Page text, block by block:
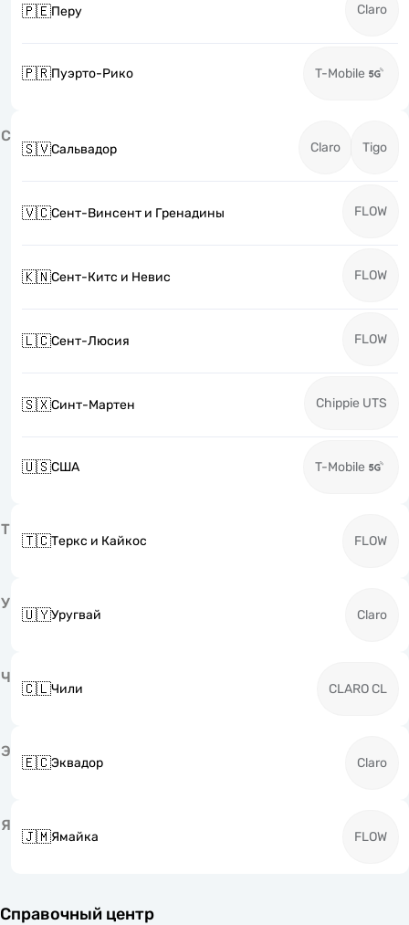
🇵🇪Перу Claro
🇵🇷Пуэрто-Рико T-Mobile
С
🇸🇻Сальвадор Claro Tigo
🇻🇨Сент-Винсент и Гренадины FLOW
🇰🇳Сент-Китс и Невис FLOW
🇱🇨Сент-Люсия FLOW
🇸🇽Синт-Мартен Chippie UTS
🇺🇸США T-Mobile
Т
🇹🇨Теркс и Кайкос FLOW
У
🇺🇾Уругвай Claro
Ч
🇨🇱Чили CLARO CL
Э
🇪🇨Эквадор Claro
Я
🇯🇲Ямайка FLOW
Справочный центр